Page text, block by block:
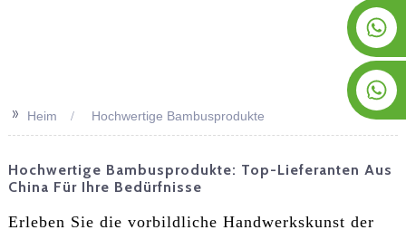
>>
Heim Hochwertige Bambusprodukte
Hochwertige Bambusprodukte: Top-Lieferanten Aus
China Für Ihre Bedürfnisse
Erleben Sie die vorbildliche Handwerkskunst der